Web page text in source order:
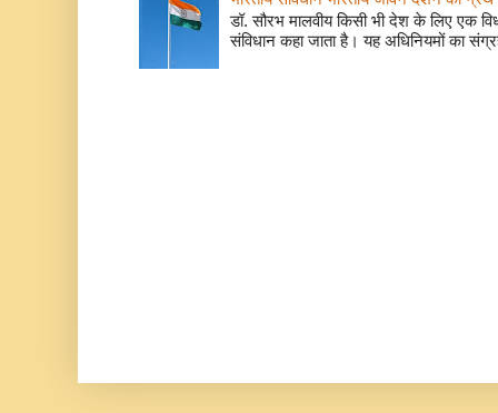
डॉ. सौरभ मालवीय किसी भी देश के लिए एक
संविधान कहा जाता है। यह अधिनियमों का